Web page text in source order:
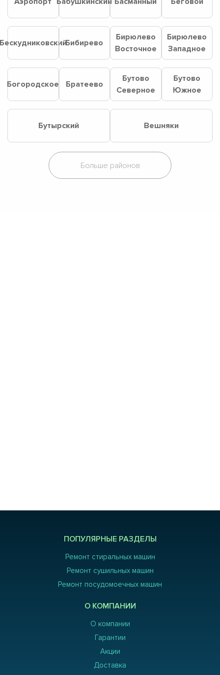
Бибирево
Бирюлево
Восточное
Бирюлево
Западное
Богородское Братеево
Бутово
Северное
Бутово
Южное
Бутырский Вешняки
ПОПУЛЯРНЫЕ РАЗДЕЛЫ
Ремонт стиральных машин
Ремонт сушильных машин
Ремонт посудомоечных машин
О КОМПАНИИ
О компании
Гарантии
Акции
Доставка